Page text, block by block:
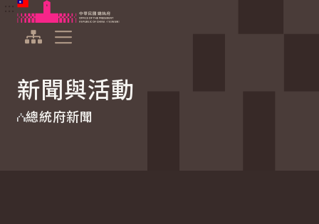
跳到主要內容
中華民國總統府
新聞與活動
總統府新聞